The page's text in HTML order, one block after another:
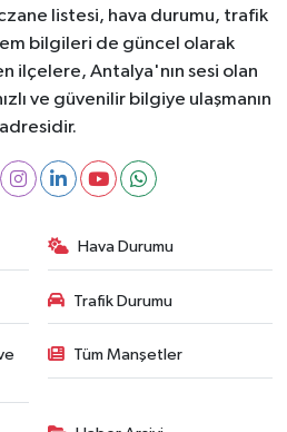
listesi, hava durumu, trafik
bilgileri de güncel olarak
ilçelere, Antalya'nın sesi olan
ve güvenilir bilgiye ulaşmanın
adresidir.
Hava Durumu
Trafik Durumu
Tüm Manşetler